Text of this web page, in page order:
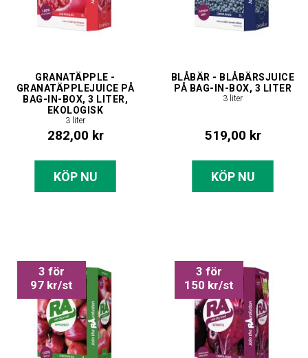
GRANATÄPPLE -
GRANATÄPPLEJUICE PÅ
BAG-IN-BOX, 3 LITER,
EKOLOGISK
3 liter
282,00 kr
KÖP NU
BLÅBÄR - BLÅBÄRSJUICE
PÅ BAG-IN-BOX, 3 LITER
3 liter
519,00 kr
KÖP NU
3 för
97 kr/st
3 för
150 kr/st